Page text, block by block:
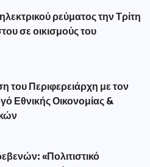
ρεύματος την Τρίτη
σε οικισμούς του
του Περιφερειάρχη με τον
Εθνικής Οικονομίας &
«Πολιτιστικό